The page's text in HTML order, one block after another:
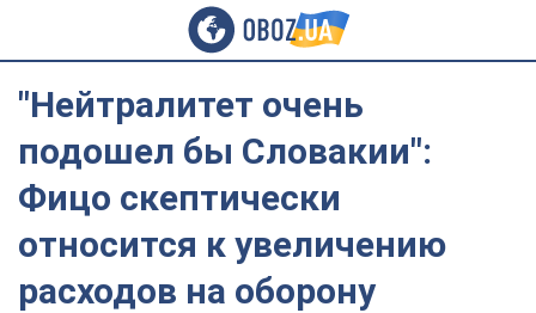
"Нейтралитет очень
подошел бы Словакии":
Фицо скептически
относится к увеличению
расходов на оборону